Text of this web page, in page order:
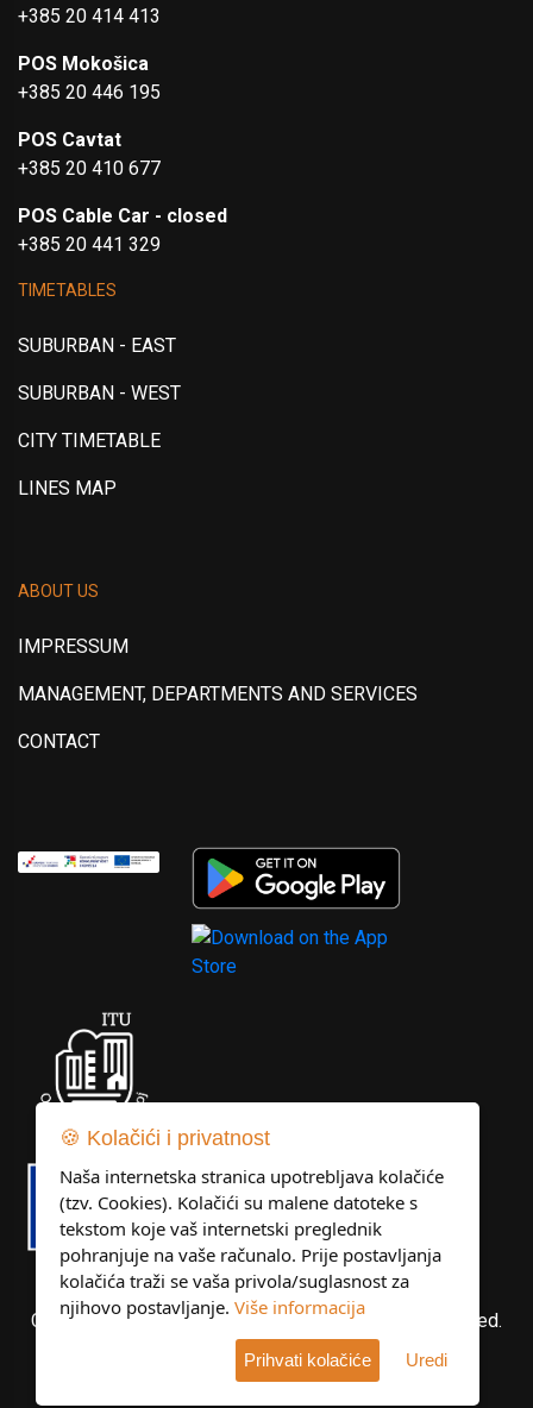
+385 20 414 413
POS Mokošica
+385 20 446 195
POS Cavtat
+385 20 410 677
POS Cable Car - closed
+385 20 441 329
TIMETABLES
SUBURBAN - EAST
SUBURBAN - WEST
CITY TIMETABLE
LINES MAP
ABOUT US
IMPRESSUM
MANAGEMENT, DEPARTMENTS AND SERVICES
CONTACT
Copyright © Libertas Dubrovnik d.o.o. All rights reserved.
Developed by KlikIT
🍪 Kolačići i privatnost
Naša internetska stranica upotrebljava kolačiće
(tzv. Cookies). Kolačići su malene datoteke s
tekstom koje vaš internetski preglednik
pohranjuje na vaše računalo. Prije postavljanja
kolačića traži se vaša privola/suglasnost za
njihovo postavljanje. Više informacija
Prihvati kolačiće Uredi